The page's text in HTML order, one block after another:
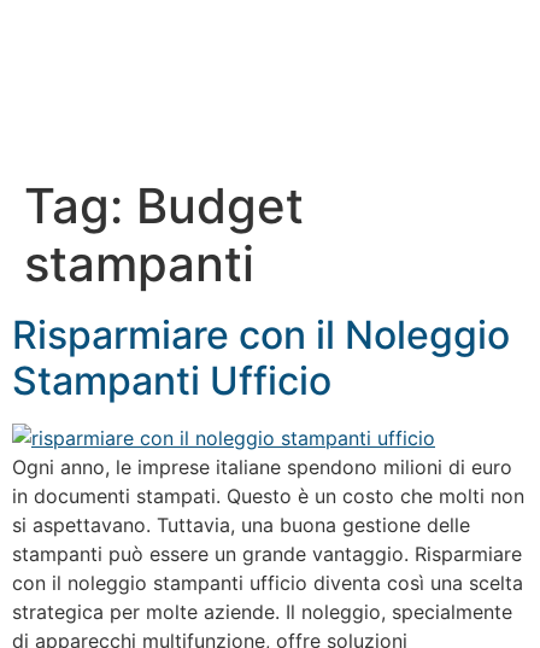
Tag: Budget
stampanti
Risparmiare con il Noleggio
Stampanti Ufficio
Ogni anno, le imprese italiane spendono milioni di euro
in documenti stampati. Questo è un costo che molti non
si aspettavano. Tuttavia, una buona gestione delle
stampanti può essere un grande vantaggio. Risparmiare
con il noleggio stampanti ufficio diventa così una scelta
strategica per molte aziende. Il noleggio, specialmente
di apparecchi multifunzione, offre soluzioni